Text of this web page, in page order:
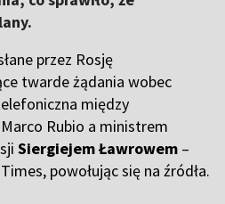
przez Rosję
twarde żądania wobec
między
Rubio a ministrem
Siergiejem Ławrowem –
powołując się na źródła.